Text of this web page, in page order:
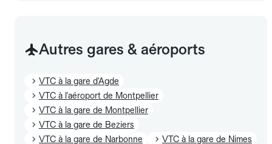
Autres gares & aéroports
VTC à la gare d'Agde
VTC à l'aéroport de Montpellier
VTC à la gare de Montpellier
VTC à la gare de Beziers
VTC à la gare de Narbonne
VTC à la gare de Nimes